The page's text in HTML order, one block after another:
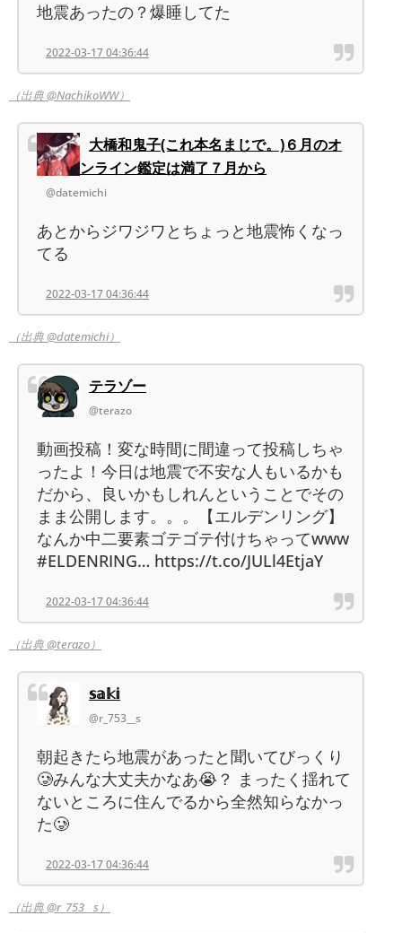
地震あったの？爆睡してた
2022-03-17 04:36:44
（出典 @NachikoWW）
大橋和鬼子(これ本名まじで。)６月のオ
ンライン鑑定は満了７月から
@datemichi
あとからジワジワとちょっと地震怖くなっ
てる
2022-03-17 04:36:44
（出典 @datemichi）
テラゾー
@terazo
動画投稿！変な時間に間違って投稿しちゃ
ったよ！今日は地震で不安な人もいるかも
だから、良いかもしれんということでその
まま公開します。。。【エルデンリング】
なんか中二要素ゴテゴテ付けちゃってwww
#ELDENRING… https://t.co/JULl4EtjaY
2022-03-17 04:36:44
（出典 @terazo）
𝕤𝕒𝕜𝕚
@r_753__s
朝起きたら地震があったと聞いてびっくり
🥲みんな大丈夫かなあ😭？ まったく揺れて
ないところに住んでるから全然知らなかっ
た🥲
2022-03-17 04:36:44
（出典 @r_753__s）